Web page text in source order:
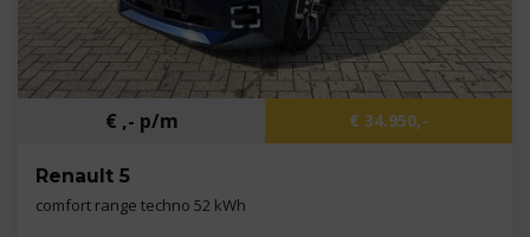
€ 34.950,-
€ ,- p/m
Renault 5
comfort range techno 52 kWh